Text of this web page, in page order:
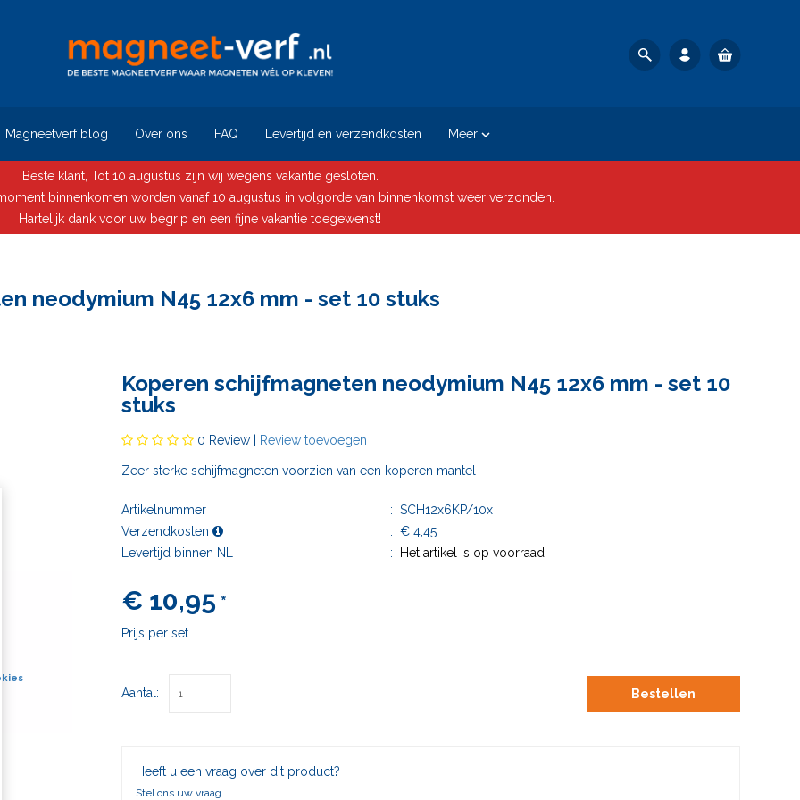
Magneetverf blog Over ons FAQ Levertijd en verzendkosten Meer
Beste klant, Tot 10 augustus zijn wij wegens vakantie gesloten.
binnenkomen worden vanaf 10 augustus in volgorde van binnenkomst weer verzonden.
Hartelijk dank voor uw begrip en een fijne vakantie toegewenst!
neodymium N45 12x6 mm - set 10 stuks
Koperen schijfmagneten neodymium N45 12x6 mm - set 10
stuks
0 Review | Review toevoegen
​​​​​​​Zeer sterke schijfmagneten voorzien van een koperen mantel
Artikelnummer : SCH12x6KP/10x
Verzendkosten
: € 4,45
Levertijd binnen NL
: Het artikel is op voorraad
€ 10,95 *
Prijs per set
Aantal: Bestellen
Heeft u een vraag over dit product?
Stel ons uw vraag